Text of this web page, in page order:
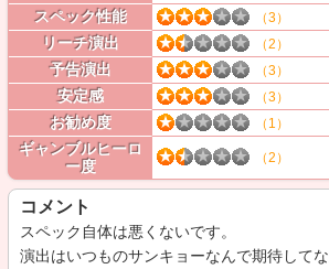
スペック性能 （3）
リーチ演出 （2）
予告演出 （3）
安定感 （3）
お勧め度 （1）
ギャンブルヒーロ
ー度
（2）
コメント
スペック自体は悪くないです。
演出はいつものサンキョーなんで期待して